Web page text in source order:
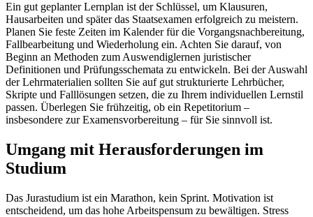
Ein gut geplanter Lernplan ist der Schlüssel, um Klausuren,
Hausarbeiten und später das Staatsexamen erfolgreich zu meistern.
Planen Sie feste Zeiten im Kalender für die Vorgangsnachbereitung,
Fallbearbeitung und Wiederholung ein. Achten Sie darauf, von
Beginn an Methoden zum Auswendiglernen juristischer
Definitionen und Prüfungsschemata zu entwickeln. Bei der Auswahl
der Lehrmaterialien sollten Sie auf gut strukturierte Lehrbücher,
Skripte und Falllösungen setzen, die zu Ihrem individuellen Lernstil
passen. Überlegen Sie frühzeitig, ob ein Repetitorium –
insbesondere zur Examensvorbereitung – für Sie sinnvoll ist.
Umgang mit Herausforderungen im
Studium
Das Jurastudium ist ein Marathon, kein Sprint. Motivation ist
entscheidend, um das hohe Arbeitspensum zu bewältigen. Stress